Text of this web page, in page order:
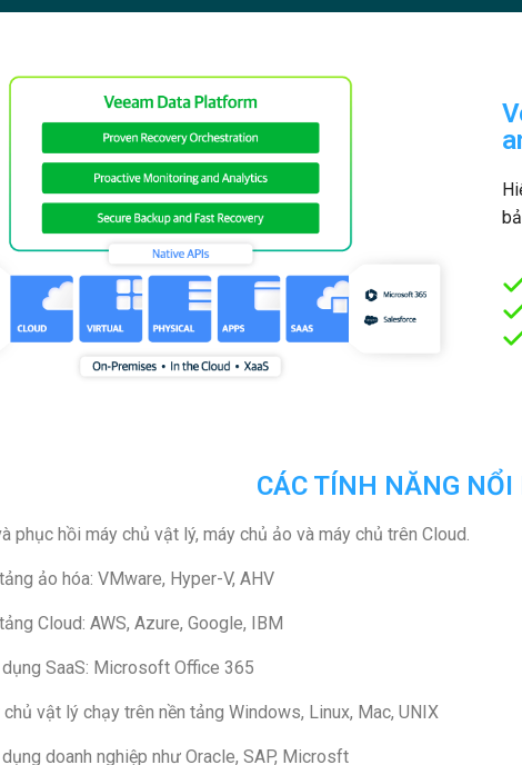
CÁC TÍNH NĂNG NỔI
phục hồi máy chủ vật lý, máy chủ ảo và máy chủ trên Cloud.
ảo hóa: VMware, Hyper-V, AHV
Cloud: AWS, Azure, Google, IBM
SaaS: Microsoft Office 365
vật lý chạy trên nền tảng Windows, Linux, Mac, UNIX
doanh nghiệp như Oracle, SAP, Microsft